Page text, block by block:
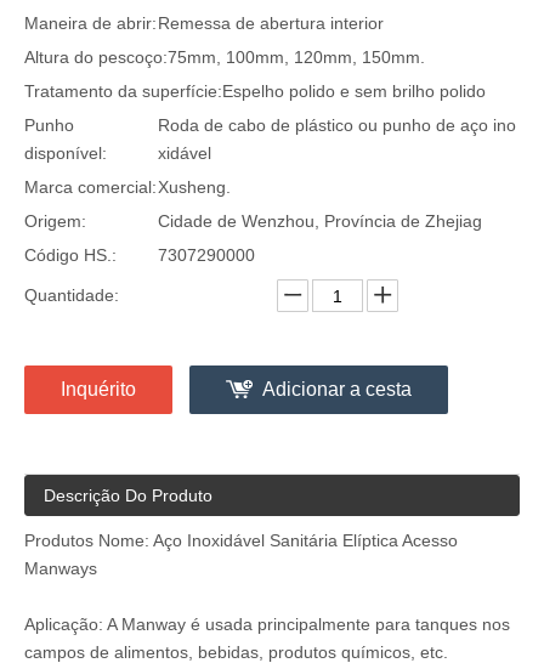
Maneira de abrir:Remessa de abertura interior
Altura do pescoço:75mm, 100mm, 120mm, 150mm.
Tratamento da superfície:Espelho polido e sem brilho polido
Punho
disponível:
Roda de cabo de plástico ou punho de aço ino
xidável
Marca comercial:Xusheng.
Origem:
Cidade de Wenzhou, Província de Zhejiag
Código HS.:
7307290000
Quantidade:
Inquérito Adicionar a cesta
Descrição Do Produto
Produtos Nome: Aço Inoxidável Sanitária Elíptica Acesso
Manways
Aplicação: A Manway é usada principalmente para tanques nos
campos de alimentos, bebidas, produtos químicos, etc.